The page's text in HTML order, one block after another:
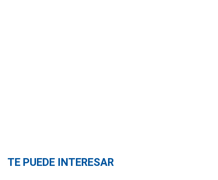
TE PUEDE INTERESAR